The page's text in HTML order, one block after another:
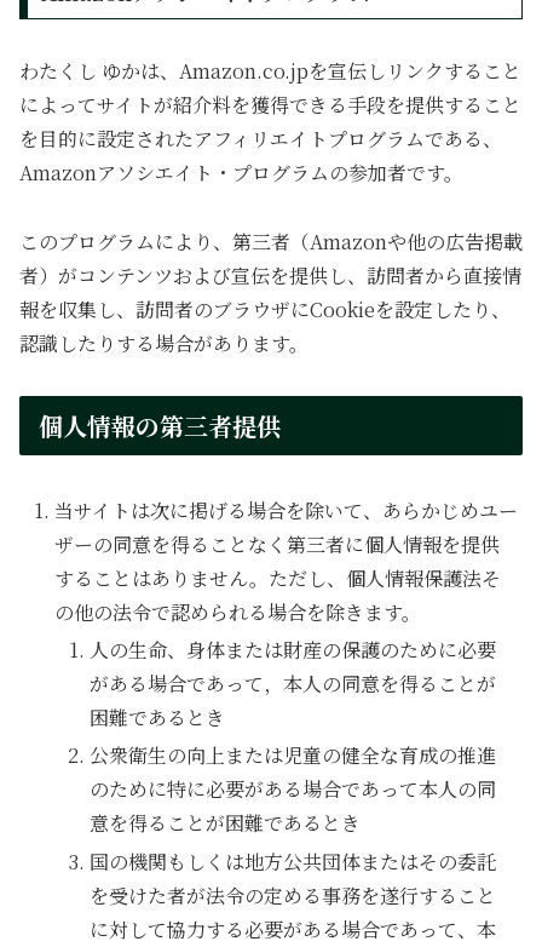
わたくし ゆかは、Amazon.co.jpを宣伝しリンクすること
によってサイトが紹介料を獲得できる手段を提供すること
を目的に設定されたアフィリエイトプログラムである、
Amazonアソシエイト・プログラムの参加者です。
このプログラムにより、第三者（Amazonや他の広告掲載
者）がコンテンツおよび宣伝を提供し、訪問者から直接情
報を収集し、訪問者のブラウザにCookieを設定したり、
認識したりする場合があります。
個人情報の第三者提供
当サイトは次に掲げる場合を除いて、あらかじめユー
ザーの同意を得ることなく第三者に個人情報を提供
することはありません。ただし、個人情報保護法そ
の他の法令で認められる場合を除きます。
人の生命、身体または財産の保護のために必要
がある場合であって，本人の同意を得ることが
困難であるとき
公衆衛生の向上または児童の健全な育成の推進
のために特に必要がある場合であって本人の同
意を得ることが困難であるとき
国の機関もしくは地方公共団体またはその委託
を受けた者が法令の定める事務を遂行すること
に対して協力する必要がある場合であって、本